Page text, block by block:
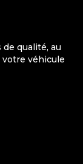
qualité, au
véhicule